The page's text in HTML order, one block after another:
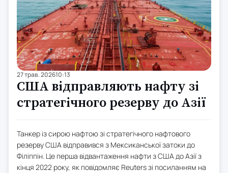
27 трав. 202610:13
США відправляють нафту зі
стратегічного резерву до Азії
Танкер із сирою нафтою зі стратегічного нафтового
резерву США відправився з Мексиканської затоки до
Філіппін. Це перша відвантаження нафти з США до Азії з
кінця 2022 року, як повідомляє Reuters зі посиланням на